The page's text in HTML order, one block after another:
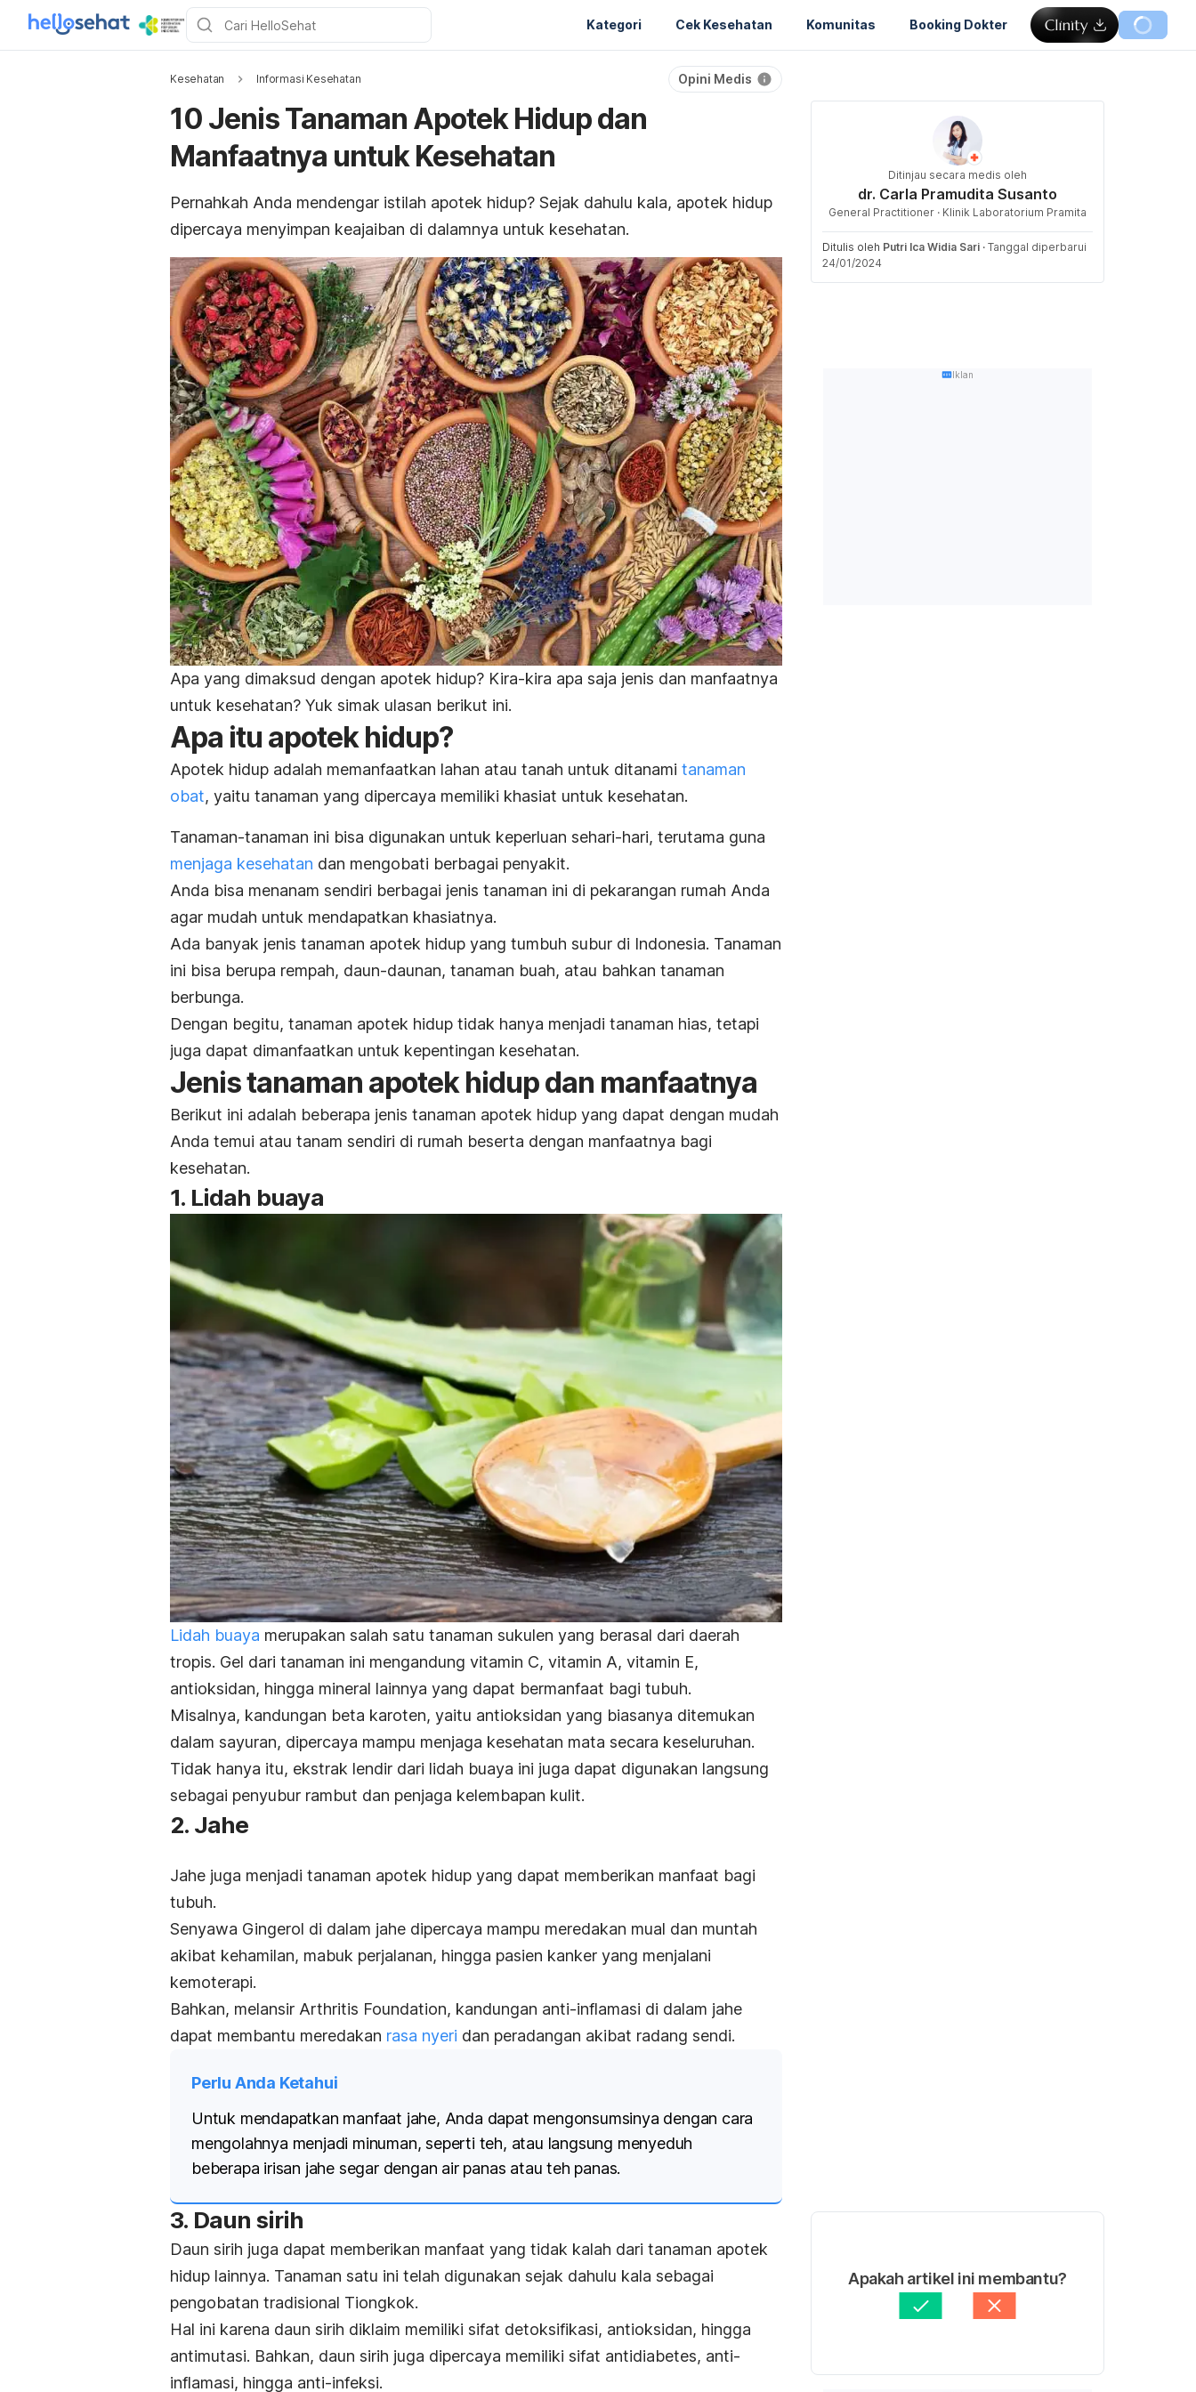
Kategori Cek Kesehatan Komunitas Booking Dokter
Kesehatan Informasi Kesehatan Opini Medis
10 Jenis Tanaman Apotek Hidup dan
Manfaatnya untuk Kesehatan
Pernahkah Anda mendengar istilah apotek hidup? Sejak dahulu kala, apotek hidup
dipercaya menyimpan keajaiban di dalamnya untuk kesehatan.
Apa yang dimaksud dengan apotek hidup? Kira-kira apa saja jenis dan manfaatnya
untuk kesehatan? Yuk simak ulasan berikut ini.
Apa itu apotek hidup?
Apotek hidup adalah memanfaatkan lahan atau tanah untuk ditanami tanaman
obat, yaitu tanaman yang dipercaya memiliki khasiat untuk kesehatan.
Tanaman-tanaman ini bisa digunakan untuk keperluan sehari-hari, terutama guna
menjaga kesehatan dan mengobati berbagai penyakit.
Anda bisa menanam sendiri berbagai jenis tanaman ini di pekarangan rumah Anda
agar mudah untuk mendapatkan khasiatnya.
Ada banyak jenis tanaman apotek hidup yang tumbuh subur di Indonesia. Tanaman
ini bisa berupa rempah, daun-daunan, tanaman buah, atau bahkan tanaman
berbunga.
Dengan begitu, tanaman apotek hidup tidak hanya menjadi tanaman hias, tetapi
juga dapat dimanfaatkan untuk kepentingan kesehatan.
Jenis tanaman apotek hidup dan manfaatnya
Berikut ini adalah beberapa jenis tanaman apotek hidup yang dapat dengan mudah
Anda temui atau tanam sendiri di rumah beserta dengan manfaatnya bagi
kesehatan.
1. Lidah buaya
Lidah buaya merupakan salah satu tanaman sukulen yang berasal dari daerah
tropis. Gel dari tanaman ini mengandung vitamin C, vitamin A, vitamin E,
antioksidan, hingga mineral lainnya yang dapat bermanfaat bagi tubuh.
Misalnya, kandungan beta karoten, yaitu antioksidan yang biasanya ditemukan
dalam sayuran, dipercaya mampu menjaga kesehatan mata secara keseluruhan.
Tidak hanya itu, ekstrak lendir dari lidah buaya ini juga dapat digunakan langsung
sebagai penyubur rambut dan penjaga kelembapan kulit.
2. Jahe
Jahe juga menjadi tanaman apotek hidup yang dapat memberikan manfaat bagi
tubuh.
Senyawa Gingerol di dalam jahe dipercaya mampu meredakan mual dan muntah
akibat kehamilan, mabuk perjalanan, hingga pasien kanker yang menjalani
kemoterapi.
Bahkan, melansir Arthritis Foundation, kandungan anti-inflamasi di dalam jahe
dapat membantu meredakan rasa nyeri dan peradangan akibat radang sendi.
Perlu Anda Ketahui
Untuk mendapatkan manfaat jahe, Anda dapat mengonsumsinya dengan cara
mengolahnya menjadi minuman, seperti teh, atau langsung menyeduh
beberapa irisan jahe segar dengan air panas atau teh panas.
3. Daun sirih
Daun sirih juga dapat memberikan manfaat yang tidak kalah dari tanaman apotek
hidup lainnya. Tanaman satu ini telah digunakan sejak dahulu kala sebagai
pengobatan tradisional Tiongkok.
Hal ini karena daun sirih diklaim memiliki sifat detoksifikasi, antioksidan, hingga
antimutasi. Bahkan, daun sirih juga dipercaya memiliki sifat antidiabetes, anti-
inflamasi, hingga anti-infeksi.
Ditinjau secara medis oleh
dr. Carla Pramudita Susanto
General Practitioner · Klinik Laboratorium Pramita
Ditulis oleh Putri Ica Widia Sari · Tanggal diperbarui
24/01/2024
Iklan
Apakah artikel ini membantu?